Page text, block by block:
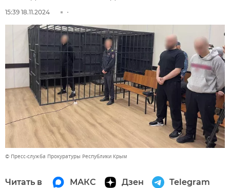
15:39 18.11.2024
© Пресс-служба Прокуратуры Республики Крым
Читать в МАКС Дзен Telegram